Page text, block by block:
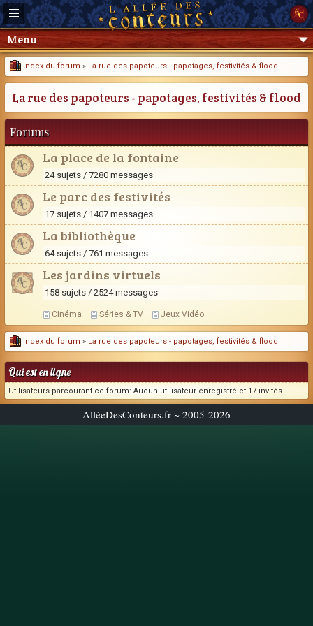
Menu
Index du forum » La rue des papoteurs - papotages, festivités & flood
La rue des papoteurs - papotages, festivités & flood
Forums
La place de la fontaine
24 sujets / 7280 messages
Le parc des festivités
17 sujets / 1407 messages
La bibliothèque
64 sujets / 761 messages
Les jardins virtuels
158 sujets / 2524 messages
Cinéma Séries & TV Jeux Vidéo
Index du forum » La rue des papoteurs - papotages, festivités & flood
Qui est en ligne
Utilisateurs parcourant ce forum: Aucun utilisateur enregistré et 17 invités
AlléeDesConteurs.fr ~ 2005-2026